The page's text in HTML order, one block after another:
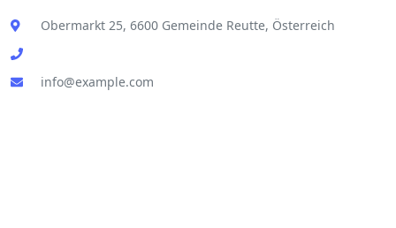
Obermarkt 25, 6600 Gemeinde Reutte, Österreich
info@example.com